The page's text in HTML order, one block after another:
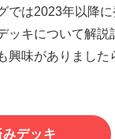
では2023年以降
ッキについて解説
興味がありました
デッキ